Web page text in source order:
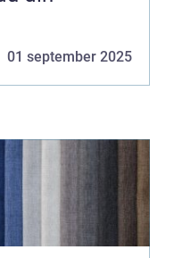
01 september 2025